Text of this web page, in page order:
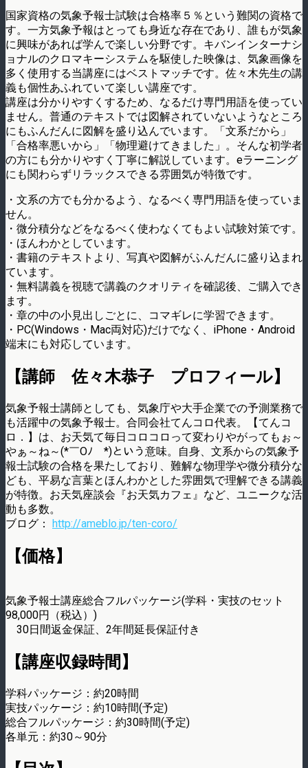
国家資格の気象予報士試験は合格率５％という難関の資格で
す。一方気象予報はとっても身近な存在であり、誰もが気象
に興味があれば学んで楽しい分野です。キバンインターナシ
ョナルのクロマキーシステムを駆使した映像は、気象画像を
多く使用する当講座にはベストマッチです。佐々木先生の講
義も個性あふれていて楽しい講座です。
講座は分かりやすくするため、なるだけ専門用語を使ってい
ません。普通のテキストでは図解されていないようなところ
にもふんだんに図解を盛り込んでいます。「文系だから」
「合格率悪いから」「物理避けてきました」。そんな初学者
の方にも分かりやすく丁寧に解説しています。eラーニング
にも関わらずリラックスできる雰囲気が特徴です。
・文系の方でも分かるよう、なるべく専門用語を使っていま
せん。
・微分積分などをなるべく使わなくてもよい試験対策です。
・ほんわかとしています。
・書籍のテキストより、写真や図解がふんだんに盛り込まれ
ています。
・無料講義を視聴で講義のクオリティを確認後、ご購入でき
ます。
・章の中の小見出しごとに、コマギレに学習できます。
・PC(Windows・Mac両対応)だけでなく、iPhone・Android
端末にも対応しています。
【講師 佐々木恭子 プロフィール】
気象予報士講師としても、気象庁や大手企業での予測業務で
も活躍中の気象予報士。合同会社てんコロ代表。【てんコ
ロ．】は、お天気て毎日コロコロって変わりやがってもぉ～
やぁ～ね～(*￣Oﾉ￣*)という意味。自身、文系からの気象予
報士試験の合格を果たしており、難解な物理学や微分積分な
ども、平易な言葉とほんわかとした雰囲気で理解できる講義
が特徴。お天気座談会『お天気カフェ』など、ユニークな活
動も多数。
ブログ： http://ameblo.jp/ten-coro/
【価格】
気象予報士講座総合フルパッケージ(学科・実技のセット
98,000円（税込）)
30日間返金保証、2年間延長保証付き
【講座収録時間】
学科パッケージ：約20時間
実技パッケージ：約10時間(予定)
総合フルパッケージ：約30時間(予定)
各単元：約30～90分